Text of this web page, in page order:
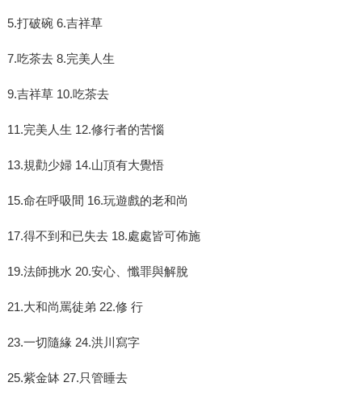
5.打破碗 6.吉祥草
7.吃茶去 8.完美人生
9.吉祥草 10.吃茶去
11.完美人生 12.修行者的苦惱
13.規勸少婦 14.山頂有大覺悟
15.命在呼吸間 16.玩遊戲的老和尚
17.得不到和已失去 18.處處皆可佈施
19.法師挑水 20.安心、懺罪與解脫
21.大和尚罵徒弟 22.修 行
23.一切隨緣 24.洪川寫字
25.紫金缽 27.只管睡去